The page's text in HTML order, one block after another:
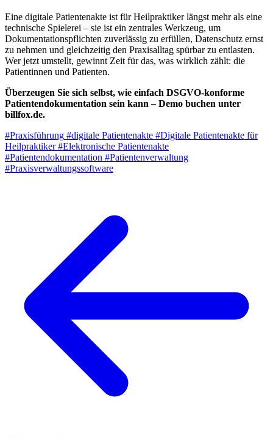
Eine digitale Patientenakte ist für Heilpraktiker längst mehr als eine
technische Spielerei – sie ist ein zentrales Werkzeug, um
Dokumentationspflichten zuverlässig zu erfüllen, Datenschutz ernst
zu nehmen und gleichzeitig den Praxisalltag spürbar zu entlasten.
Wer jetzt umstellt, gewinnt Zeit für das, was wirklich zählt: die
Patientinnen und Patienten.
Überzeugen Sie sich selbst, wie einfach DSGVO-konforme
Patientendokumentation sein kann – Demo buchen unter
billfox.de.
#Praxisführung #digitale Patientenakte #Digitale Patientenakte für
Heilpraktiker#Elektronische Patientenakte
#Patientendokumentation #Patientenverwaltung
#Praxisverwaltungssoftware